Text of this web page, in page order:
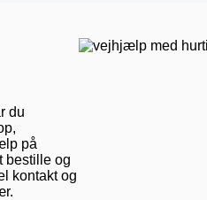
du
på
bestille og
kontakt og